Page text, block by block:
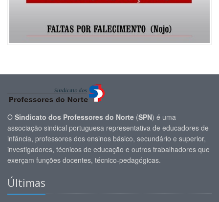
O Sindicato dos Professores do Norte (SPN) é uma
associação sindical portuguesa representativa de educadores de
infância, professores dos ensinos básico, secundário e superior,
investigadores, técnicos de educação e outros trabalhadores que
exerçam funções docentes, técnico-pedagógicas.
Últimas